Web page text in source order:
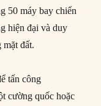
50 máy bay chiến
hiện đại và duy
đất.
tấn công
cường quốc hoặc